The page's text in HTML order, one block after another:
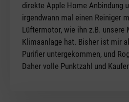
direkte Apple Home Anbindung
irgendwann mal einen Reiniger
Lüftermotor, wie ihn z.B. unsere
Klimaanlage hat. Bisher ist mir
Purifier untergekommen, und
Daher volle Punktzahl und